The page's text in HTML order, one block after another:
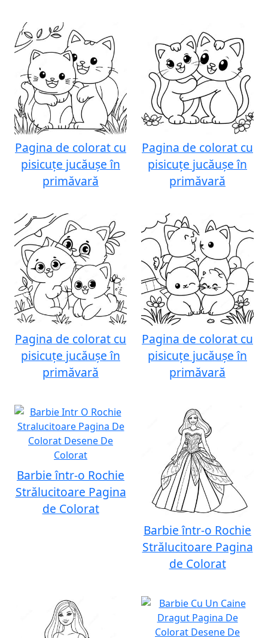
Pagina de colorat cu
pisicuțe jucăușe în
primăvară
Pagina de colorat cu
pisicuțe jucăușe în
primăvară
Pagina de colorat cu
pisicuțe jucăușe în
primăvară
Pagina de colorat cu
pisicuțe jucăușe în
primăvară
Barbie într-o Rochie
Strălucitoare Pagina
de Colorat
Barbie într-o Rochie
Strălucitoare Pagina
de Colorat